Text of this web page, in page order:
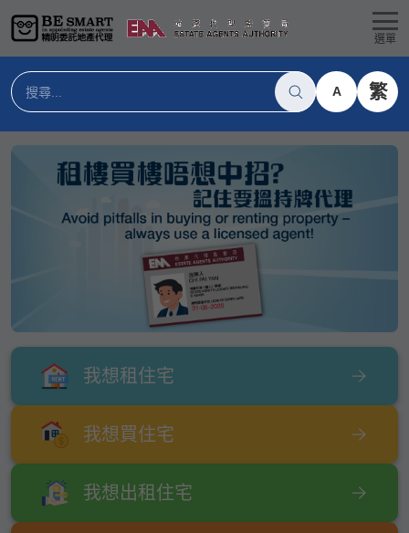
選單
A 繁
我想租住宅
我想買住宅
我想出租住宅